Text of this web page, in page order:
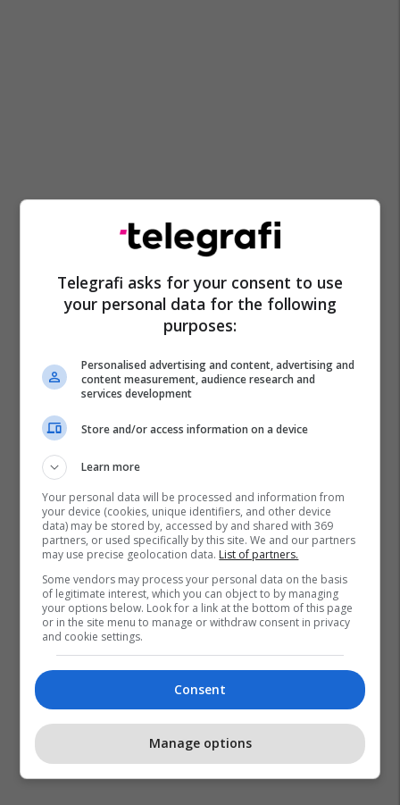
Telegrafi asks for your consent to use
your personal data for the following
purposes:
Personalised advertising and content, advertising and
content measurement, audience research and
services development
Store and/or access information on a device
Learn more
Your personal data will be processed and information from
your device (cookies, unique identifiers, and other device
data) may be stored by, accessed by and shared with 369
partners, or used specifically by this site. We and our partners
may use precise geolocation data. List of partners.
Some vendors may process your personal data on the basis
of legitimate interest, which you can object to by managing
your options below. Look for a link at the bottom of this page
or in the site menu to manage or withdraw consent in privacy
and cookie settings.
Consent
Manage options